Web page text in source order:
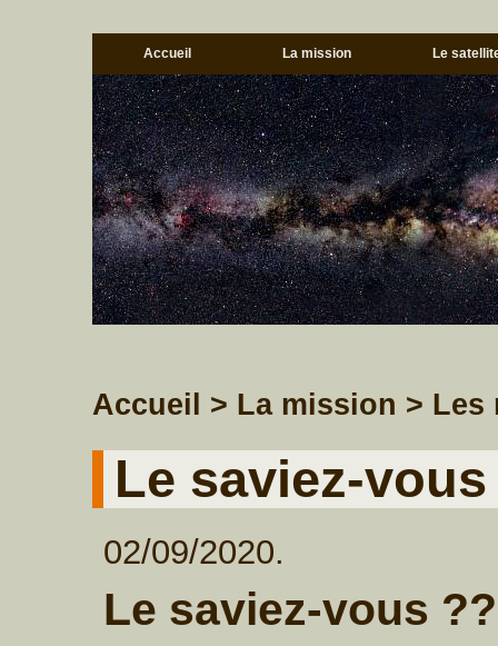
Accueil La mission Le
Accueil > La mission > Les
Le saviez-
02/09/2020.
Le saviez-vous ??